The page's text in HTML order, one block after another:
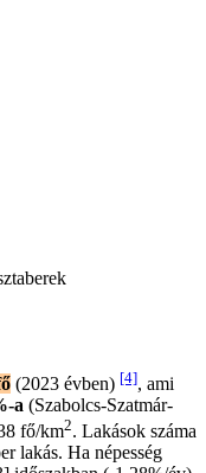
(2023 évben) [4], ami
a (Szabolcs-Szatmár-
fő/km2. Lakások száma
lakás. Ha népesség